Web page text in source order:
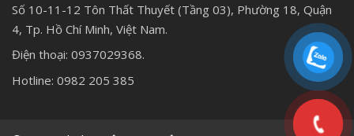
Số 10-11-12 Tôn Thất Thuyết (Tầng 03), Phường 18, Quận
4, Tp. Hồ Chí Minh, Việt Nam.
Điện thoại: 0937029368.
Hotline: 0982 205 385